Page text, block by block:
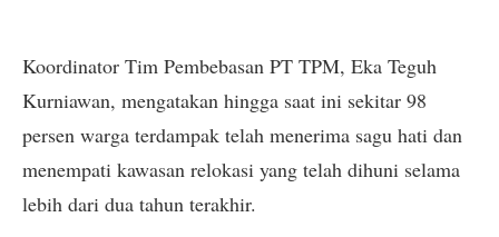
Koordinator Tim Pembebasan PT TPM, Eka Teguh
Kurniawan, mengatakan hingga saat ini sekitar 98
persen warga terdampak telah menerima sagu hati dan
menempati kawasan relokasi yang telah dihuni selama
lebih dari dua tahun terakhir.